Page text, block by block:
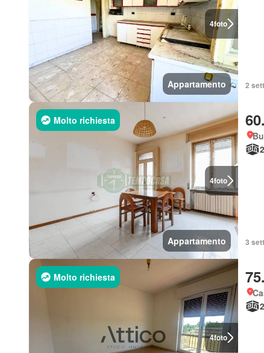
4foto
Appartamento 2
4foto
Molto richiesta
Appartamento 3
4foto
Molto richiesta